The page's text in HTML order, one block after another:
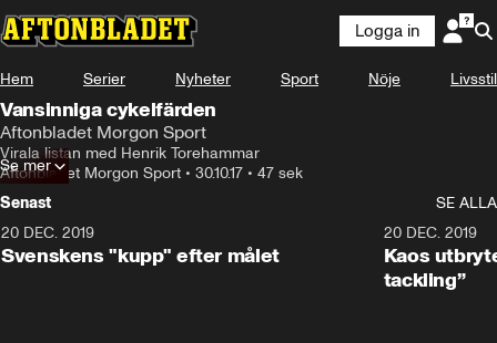
Logga in
Hem Serier Nyheter Sport Nöje Livsstil
Vansinniga cykelfärden
Aftonbladet Morgon Sport
Virala listan med Henrik Torehammar
Aftonbladet Morgon Sport • 30.10.17 • 47 sek
Se mer
Senast
SE ALLA
20 DEC. 2019
Svenskens "kupp" efter målet
20 DEC. 2019
Kaos
tackling”